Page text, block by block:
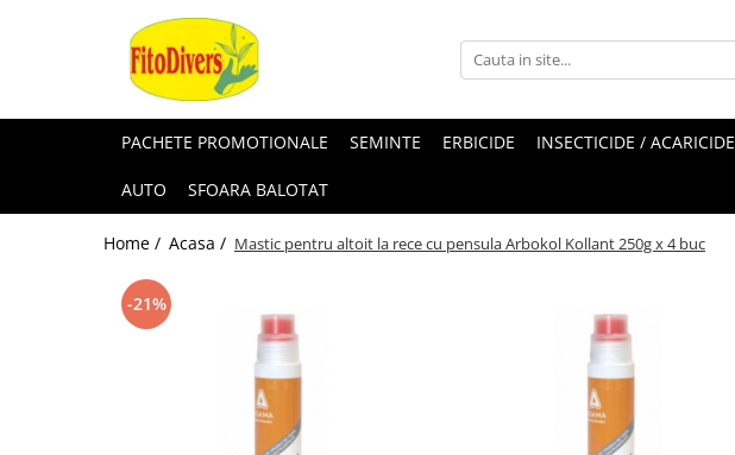
PACHETE PROMOTIONALE SEMINTE ERBICIDE INSECTICIDE / ACARICIDE
AUTO SFOARA BALOTAT
Home / Acasa / Mastic pentru altoit la rece cu pensula Arbokol Kollant 250g x 4 buc
-21%